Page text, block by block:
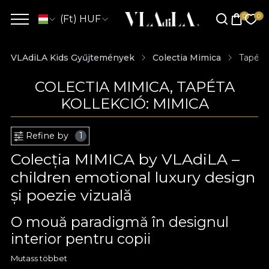
(Ft) HUF
VLAdiLA Kids Gyűjtemények Colectia Mimica
COLECTIA MIMICA, TAPÉTA
KOLLEKCIÓ: MIMICA
Refine by 1
Colecția MIMICA by VLAdiLA –
children emotional luxury design
și poezie vizuală
O mouă paradigmă în designul
interior pentru copii
ColecțiaMIMICA by VLAdiLA
Mutass többet